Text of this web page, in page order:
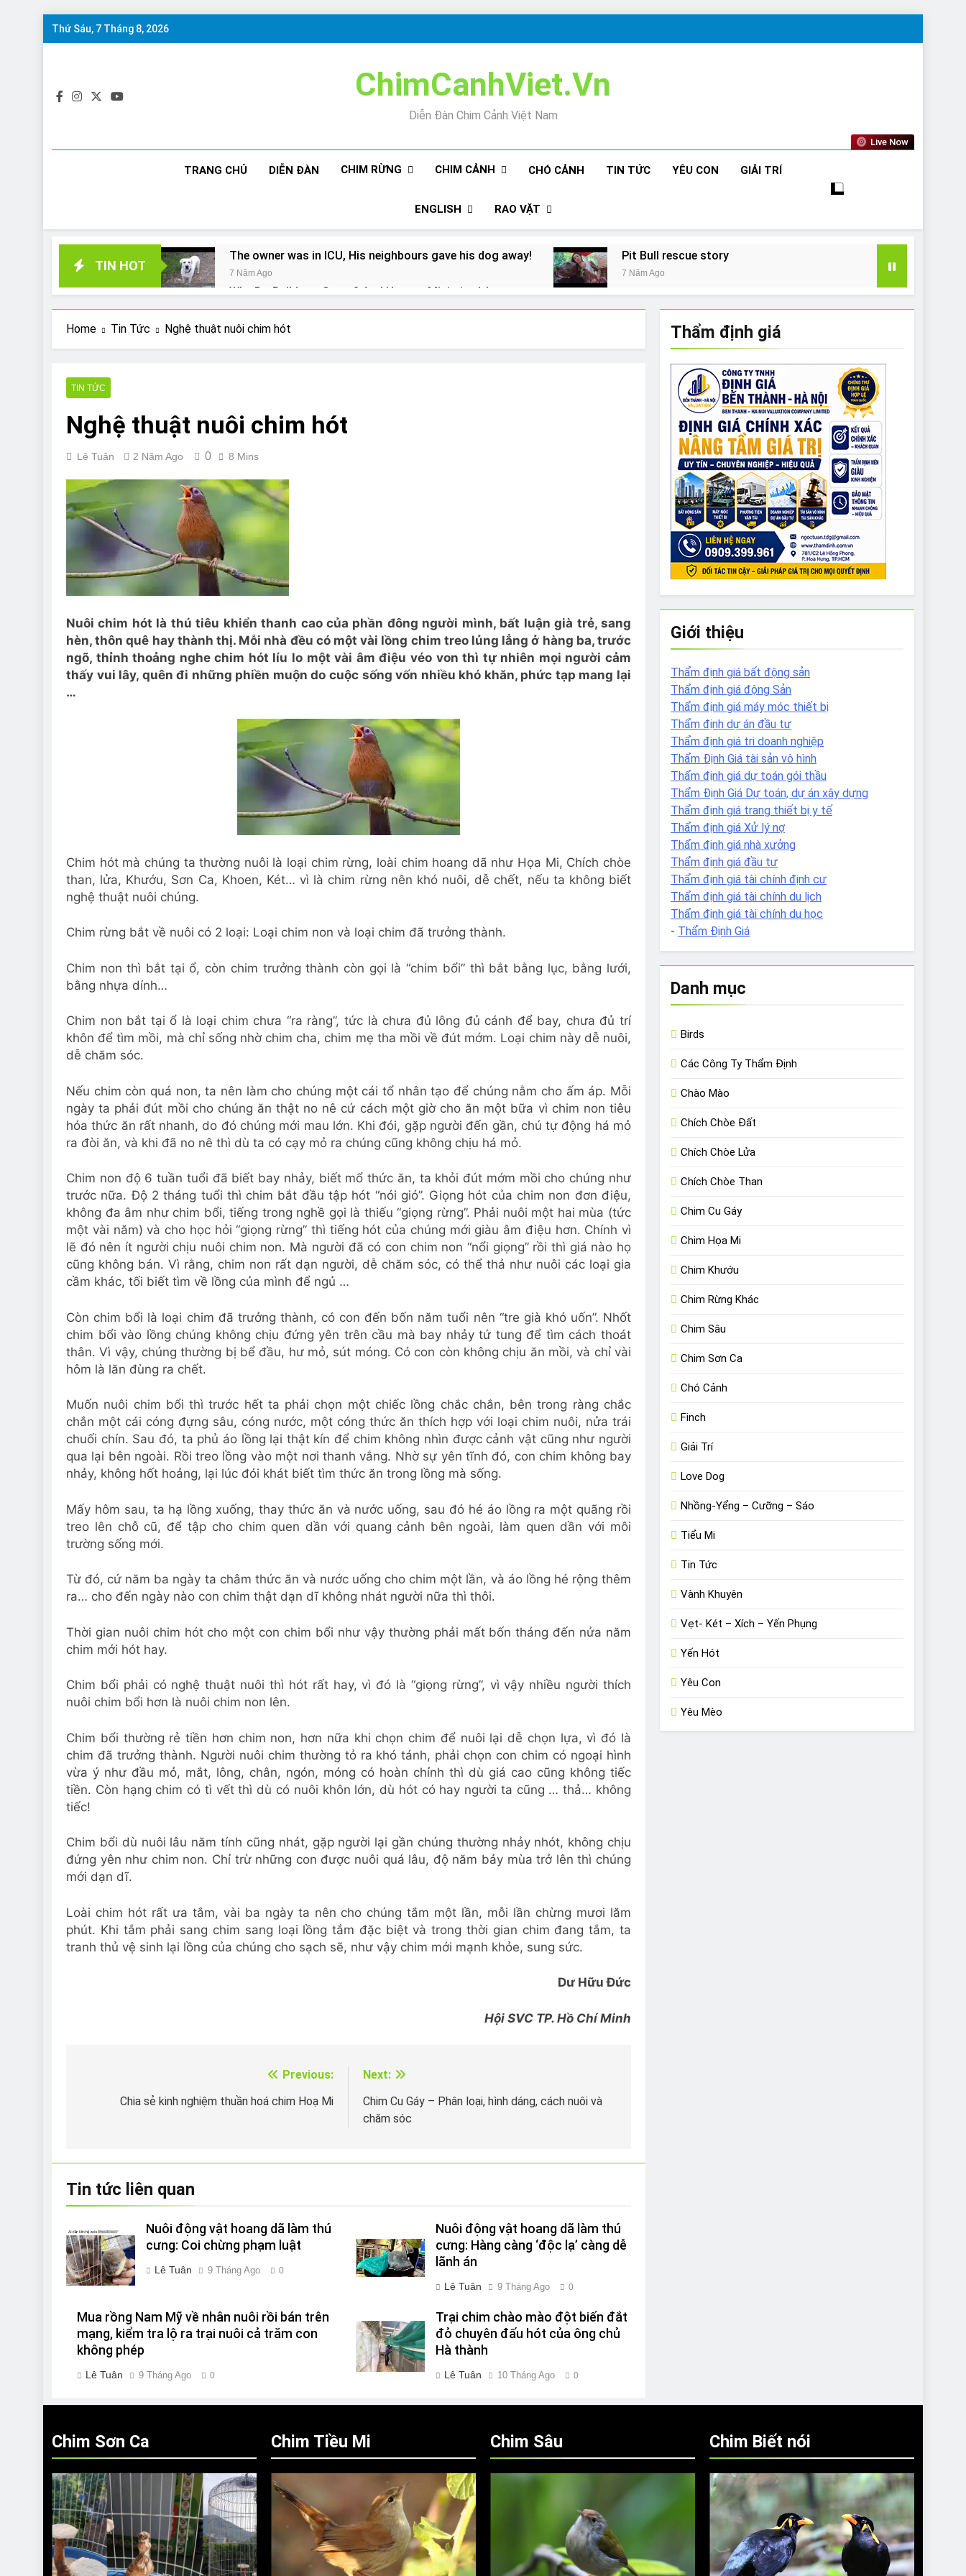
Skip
Thứ Sáu, 7 Tháng 8, 2026
ChimCanhViet.Vn
Diễn Đàn Chim Cảnh Việt Nam
Live Now
TRANG CHỦ DIỄN ĐÀN CHIM RỪNG CHIM CẢNH CHÓ CẢNH TIN TỨC YÊU CON GIẢI TRÍ
ENGLISH RAO VẶT
TIN HOT
The owner was in ICU, His neighbours gave his dog away!
7 Năm Ago
Pit Bull rescue story
7 Năm Ago
Why Do Bulldogs Snore? And How to Minimize It!
7 Năm Ago
Are Bulldogs Lazy? Not as much as you think and here’s why!
The Ultimate Guide to What Bulldogs Can (and can’t) Eat
7 Năm Ago
Can Bulldogs Run Long Distances?
Can Bulldogs Play Fetch? And How to Train Them!
7 Năm Ago
How Often Do I Need to Groom My Bulldog
Home Tin Tức Nghệ thuật nuôi chim hót
TIN TỨC
Nghệ thuật nuôi chim hót
Lê Tuân 2 Năm Ago 0 8 Mins
Nuôi chim hót là thú tiêu khiển thanh cao của phần đông người mình, bất luận già trẻ, sang
hèn, thôn quê hay thành thị. Mỗi nhà đều có một vài lồng chim treo lủng lẳng ở hàng ba, trước
ngõ, thỉnh thoảng nghe chim hót líu lo một vài âm điệu véo von thì tự nhiên mọi người cảm
thấy vui lây, quên đi những phiền muộn do cuộc sống vốn nhiều khó khăn, phức tạp mang lại
…
Chim hót mà chúng ta thường nuôi là loại chim rừng, loài chim hoang dã như Họa Mi, Chích chòe
than, lửa, Khướu, Sơn Ca, Khoen, Két… vì là chim rừng nên khó nuôi, dễ chết, nếu ta không biết
nghệ thuật nuôi chúng.
Chim rừng bắt về nuôi có 2 loại: Loại chim non và loại chim đã trưởng thành.
Chim non thì bắt tại ổ, còn chim trưởng thành còn gọi là “chim bổi” thì bắt bằng lục, bằng lưới,
bằng nhựa dính…
Chim non bắt tại ổ là loại chim chưa “ra ràng”, tức là chưa đủ lông đủ cánh để bay, chưa đủ trí
khôn để tìm mồi, mà chỉ sống nhờ chim cha, chim mẹ tha mồi về đút mớm. Loại chim này dễ nuôi,
dễ chăm sóc.
Nếu chim còn quá non, ta nên làm cho chúng một cái tổ nhân tạo để chúng nằm cho ấm áp. Mỗi
ngày ta phải đút mồi cho chúng ăn thật no nê cứ cách một giờ cho ăn một bữa vì chim non tiêu
hóa thức ăn rất nhanh, do đó chúng mới mau lớn. Khi đói, gặp người đến gần, chú tự động há mỏ
ra đòi ăn, và khi đã no nê thì dù ta có cạy mỏ ra chúng cũng không chịu há mỏ.
Chim non độ 6 tuần tuổi đã biết bay nhảy, biết mổ thức ăn, ta khỏi đút mớm mồi cho chúng như
trước nữa. Độ 2 tháng tuổi thì chim bắt đầu tập hót “nói gió”. Giọng hót của chim non đơn điệu,
không đa âm như chim bổi, tiếng trong nghề gọi là thiếu “giọng rừng”. Phải nuôi một hai mùa (tức
một vài năm) và cho học hỏi “giọng rừng” thì tiếng hót của chúng mới giàu âm điệu hơn. Chính vì
lẽ đó nên ít người chịu nuôi chim non. Mà người đã có con chim non “nổi giọng” rồi thì giá nào họ
cũng không bán. Vì rằng, chim non rất dạn người, dễ chăm sóc, có thể thả như nuôi các loại gia
cầm khác, tối biết tìm về lồng của mình để ngủ …
Còn chim bổi là loại chim đã trưởng thành, có con đến bốn năm tuổi nên “tre già khó uốn”. Nhốt
chim bổi vào lồng chúng không chịu đứng yên trên cầu mà bay nhảy tứ tung để tìm cách thoát
thân. Vì vậy, chúng thường bị bể đầu, hư mỏ, sút móng. Có con còn không chịu ăn mồi, và chỉ vài
hôm là lăn đùng ra chết.
Muốn nuôi chim bổi thì trước hết ta phải chọn một chiếc lồng chắc chắn, bên trong ràng chắc
chắn một cái cóng đựng sâu, cóng nước, một cóng thức ăn thích hợp với loại chim nuôi, nửa trái
chuối chín. Sau đó, ta phủ áo lồng lại thật kín để chim không nhìn được cảnh vật cũng như người
qua lại bên ngoài. Rồi treo lồng vào một nơi thanh vắng. Nhờ sự yên tĩnh đó, con chim không bay
nhảy, không hốt hoảng, lại lúc đói khát biết tìm thức ăn trong lồng mà sống.
Mấy hôm sau, ta hạ lồng xuống, thay thức ăn và nước uống, sau đó hé áo lồng ra một quãng rồi
treo lên chỗ cũ, để tập cho chim quen dần với quang cảnh bên ngoài, làm quen dần với môi
trường sống mới.
Từ đó, cứ năm ba ngày ta châm thức ăn và nước uống cho chim một lần, và áo lồng hé rộng thêm
ra… cho đến ngày nào con chim thật dạn dĩ không nhát người nữa thì thôi.
Thời gian nuôi chim hót cho một con chim bổi như vậy thường phải mất bốn tháng đến nửa năm
chim mới hót hay.
Chim bổi phải có nghệ thuật nuôi thì hót rất hay, vì đó là “giọng rừng”, vì vậy nhiều người thích
nuôi chim bổi hơn là nuôi chim non lên.
Chim bổi thường rẻ tiền hơn chim non, hơn nữa khi chọn chim để nuôi lại dễ chọn lựa, vì đó là
chim đã trưởng thành. Người nuôi chim thường tỏ ra khó tánh, phải chọn con chim có ngoại hình
vừa ý như đầu mỏ, mắt, lông, chân, ngón, móng có hoàn chỉnh thì dù giá cao cũng không tiếc
tiền. Còn hạng chim có tì vết thì dù có nuôi khôn lớn, dù hót có hay người ta cũng … thả… không
tiếc!
Chim bổi dù nuôi lâu năm tính cũng nhát, gặp người lại gần chúng thường nhảy nhót, không chịu
đứng yên như chim non. Chỉ trừ những con được nuôi quá lâu, độ năm bảy mùa trở lên thì chúng
mới dạn dĩ.
Loài chim hót rất ưa tắm, vài ba ngày ta nên cho chúng tắm một lần, mỗi lần chừng mươi lăm
phút. Khi tắm phải sang chim sang loại lồng tắm đặc biệt và trong thời gian chim đang tắm, ta
tranh thủ vệ sinh lại lồng của chúng cho sạch sẽ, như vậy chim mới mạnh khỏe, sung sức.
Dư Hữu Đức
Hội SVC TP. Hồ Chí Minh
hướng
Previous:
Chia sẻ kinh nghiệm thuần hoá chim Hoạ Mi
Next:
Chim Cu Gáy – Phân loại, hình dáng, cách nuôi và
chăm sóc
Tin tức liên quan
Nuôi động vật hoang dã làm thú
cưng: Coi chừng phạm luật
Lê Tuân 9 Tháng Ago 0
Nuôi động vật hoang dã làm thú
cưng: Hàng càng ‘độc lạ’ càng dễ
lãnh án
Lê Tuân 9 Tháng Ago 0
Mua rồng Nam Mỹ về nhân nuôi rồi bán trên
mạng, kiểm tra lộ ra trại nuôi cả trăm con
không phép
Lê Tuân 9 Tháng Ago 0
Trại chim chào mào đột biến đắt
đỏ chuyên đấu hót của ông chủ
Hà thành
Lê Tuân 10 Tháng Ago 0
Thẩm định giá
Giới thiệu
Thẩm định giá bất động sản
Thẩm định giá động Sản
Thẩm định giá máy móc thiết bị
Thẩm định dự án đầu tư
Thẩm định giá tri doanh nghiệp
Thẩm Định Giá tài sản vô hình
Thẩm định giá dự toán gói thầu
Thẩm Định Giá Dự toán, dự án xây dựng
Thẩm định giá trang thiết bị y tế
Thẩm định giá Xử lý nợ
Thẩm định giá nhà xưởng
Thẩm định giá đầu tư
Thẩm định giá tài chính định cư
Thẩm định giá tài chính du lịch
Thẩm định giá tài chính du học
- Thẩm Định Giá
Danh mục
Birds
Các Công Ty Thẩm Định
Chào Mào
Chích Chòe Đất
Chích Chòe Lửa
Chích Chòe Than
Chim Cu Gáy
Chim Họa Mi
Chim Khướu
Chim Rừng Khác
Chim Sâu
Chim Sơn Ca
Chó Cảnh
Finch
Giải Trí
Love Dog
Nhồng-Yểng – Cưỡng – Sáo
Tiểu Mi
Tin Tức
Vành Khuyên
Vẹt- Két – Xích – Yến Phụng
Yến Hót
Yêu Con
Yêu Mèo
Chim Sơn Ca Chim Tiều Mi Chim Sâu Chim Biết nói